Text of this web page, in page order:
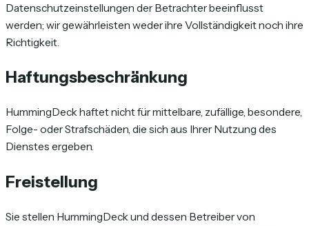
Datenschutzeinstellungen der Betrachter beeinflusst
werden; wir gewährleisten weder ihre Vollständigkeit noch ihre
Richtigkeit.
Haftungsbeschränkung
HummingDeck haftet nicht für mittelbare, zufällige, besondere,
Folge- oder Strafschäden, die sich aus Ihrer Nutzung des
Dienstes ergeben.
Freistellung
Sie stellen HummingDeck und dessen Betreiber von